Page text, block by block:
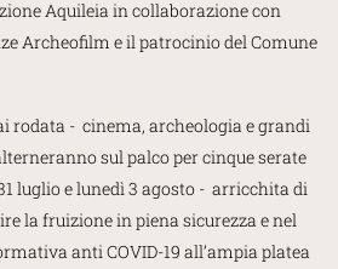
Aquileia in collaborazione con
Archeofilm e il patrocinio del Comune
rodata - cinema, archeologia e grandi
sul palco per cinque serate
luglio e lunedì 3 agosto - arricchita di
la fruizione in piena sicurezza e nel
anti COVID-19 all’ampia platea